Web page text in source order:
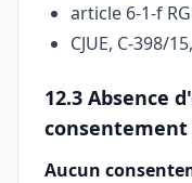
article 6-1-f
CJUE, C-398/15,
12.3 Absence
consentement
Aucun